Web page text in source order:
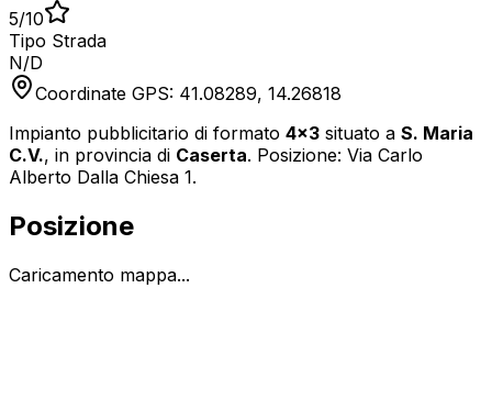
5/10
Tipo Strada
N/D
Coordinate GPS: 41.08289, 14.26818
Impianto pubblicitario di formato 4x3 situato a S. Maria
C.V., in provincia di Caserta. Posizione: Via Carlo
Alberto Dalla Chiesa 1.
Posizione
Caricamento mappa...